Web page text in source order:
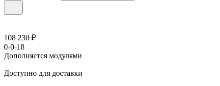
108 230 ₽
0-0-18
Дополняется модулями
Доступно для доставки